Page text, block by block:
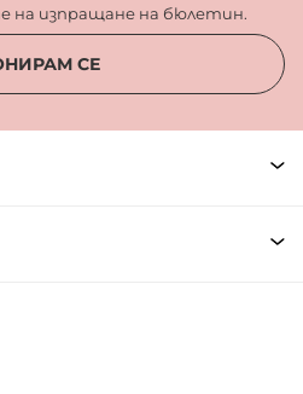
на изпращане на бюлетин.
СЕ